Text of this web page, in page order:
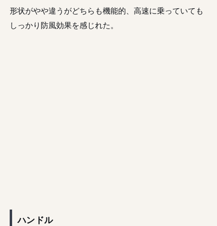
形状がやや違うがどちらも機能的、高速に乗っていても
しっかり防風効果を感じれた。
ハンドル